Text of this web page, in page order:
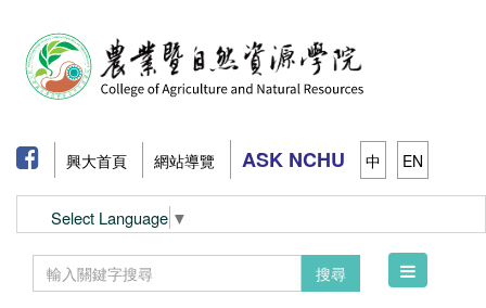
興大首頁 網站導覽 ASK NCHU 中 EN
Select Language ▼
搜尋
Toggle